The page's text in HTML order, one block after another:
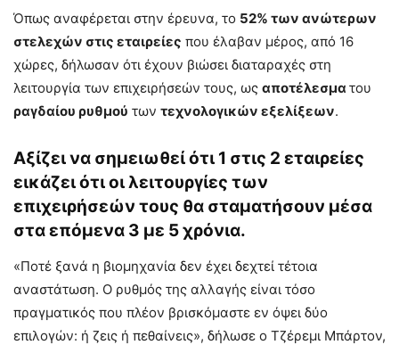
Όπως αναφέρεται στην έρευνα, το 52% των ανώτερων
στελεχών στις εταιρείες που έλαβαν μέρος, από 16
χώρες, δήλωσαν ότι έχουν βιώσει διαταραχές στη
λειτουργία των επιχειρήσεών τους, ως αποτέλεσμα του
ραγδαίου ρυθμού των τεχνολογικών εξελίξεων.
Αξίζει να σημειωθεί ότι 1 στις 2 εταιρείες
εικάζει ότι οι λειτουργίες των
επιχειρήσεών τους θα σταματήσουν μέσα
στα επόμενα 3 με 5 χρόνια.
«Ποτέ ξανά η βιομηχανία δεν έχει δεχτεί τέτοια
αναστάτωση. Ο ρυθμός της αλλαγής είναι τόσο
πραγματικός που πλέον βρισκόμαστε εν όψει δύο
επιλογών: ή ζεις ή πεθαίνεις», δήλωσε ο Τζέρεμι Μπάρτον,